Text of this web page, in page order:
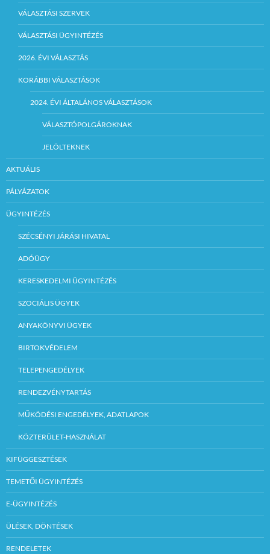
VÁLASZTÁSI SZERVEK
VÁLASZTÁSI ÜGYINTÉZÉS
2026. ÉVI VÁLASZTÁS
KORÁBBI VÁLASZTÁSOK
2024. ÉVI ÁLTALÁNOS VÁLASZTÁSOK
VÁLASZTÓPOLGÁROKNAK
JELÖLTEKNEK
AKTUÁLIS
PÁLYÁZATOK
ÜGYINTÉZÉS
SZÉCSÉNYI JÁRÁSI HIVATAL
ADÓÜGY
KERESKEDELMI ÜGYINTÉZÉS
SZOCIÁLIS ÜGYEK
ANYAKÖNYVI ÜGYEK
BIRTOKVÉDELEM
TELEPENGEDÉLYEK
RENDEZVÉNYTARTÁS
MŰKÖDÉSI ENGEDÉLYEK, ADATLAPOK
KÖZTERÜLET-HASZNÁLAT
KIFÜGGESZTÉSEK
TEMETŐI ÜGYINTÉZÉS
E-ÜGYINTÉZÉS
ÜLÉSEK, DÖNTÉSEK
RENDELETEK